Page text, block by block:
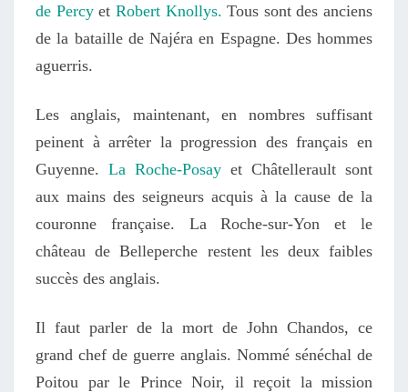
de Percyet Robert Knollys. Tous sont des anciens
de la bataille de Najéra en Espagne. Des hommes
aguerris.
Les anglais, maintenant, en nombres suffisant
peinent à arrêter la progression des français en
Guyenne. La Roche-Posay et Châtellerault sont
aux mains des seigneurs acquis à la cause de la
couronne française. La Roche-sur-Yon et le
château de Belleperche restent les deux faibles
succès des anglais.
Il faut parler de la mort de John Chandos, ce
grand chef de guerre anglais. Nommé sénéchal de
Poitou par le Prince Noir, il reçoit la mission